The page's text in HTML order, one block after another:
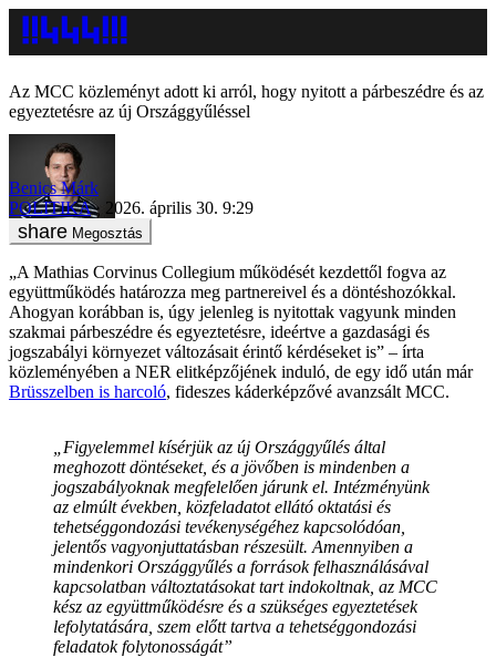
Az MCC közleményt adott ki arról, hogy nyitott a párbeszédre és az
egyeztetésre az új Országgyűléssel
Benics Márk
POLITIKA
2026. április 30. 9:29
Megosztás
„A Mathias Corvinus Collegium működését kezdettől fogva az
együttműködés határozza meg partnereivel és a döntéshozókkal.
Ahogyan korábban is, úgy jelenleg is nyitottak vagyunk minden
szakmai párbeszédre és egyeztetésre, ideértve a gazdasági és
jogszabályi környezet változásait érintő kérdéseket is” – írta
közleményében a NER elitképzőjének induló, de egy idő után már
Brüsszelben is harcoló, fideszes káderképzővé avanzsált MCC.
„Figyelemmel kísérjük az új Országgyűlés által
meghozott döntéseket, és a jövőben is mindenben a
jogszabályoknak megfelelően járunk el. Intézményünk
az elmúlt években, közfeladatot ellátó oktatási és
tehetséggondozási tevékenységéhez kapcsolódóan,
jelentős vagyonjuttatásban részesült. Amennyiben a
mindenkori Országgyűlés a források felhasználásával
kapcsolatban változtatásokat tart indokoltnak, az MCC
kész az együttműködésre és a szükséges egyeztetések
lefolytatására, szem előtt tartva a tehetséggondozási
feladatok folytonosságát”